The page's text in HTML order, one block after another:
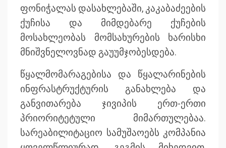
ფონიჭალას დასახლებაში, კაკაბაძეების
ქუჩისა და მიმდებარე ქუჩების
მოსახლეობას მომსახურების ხარისხი
მნიშვნელოვნად გაუუმჯობესდება.
წყალმომარაგებისა და წყალარინების
ინფრასტრუქტურის განახლება და
განვითარება ჯივიპის ერთ-ერთი
პრიორიტეტული მიმართულებაა.
სარეაბილიტაციო სამუშაოებს კომპანია